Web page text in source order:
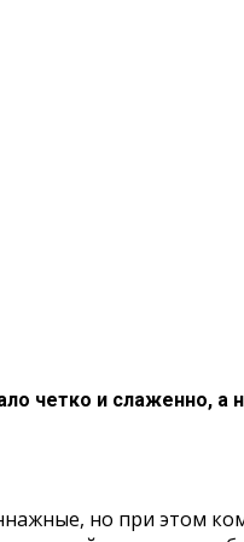
четко и слаженно, а
но при этом